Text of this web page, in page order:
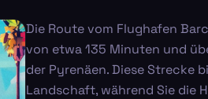
Die Route vom Flughafen
von etwa 135 Minuten und
der Pyrenäen. Diese Strecke
Landschaft, während Sie die